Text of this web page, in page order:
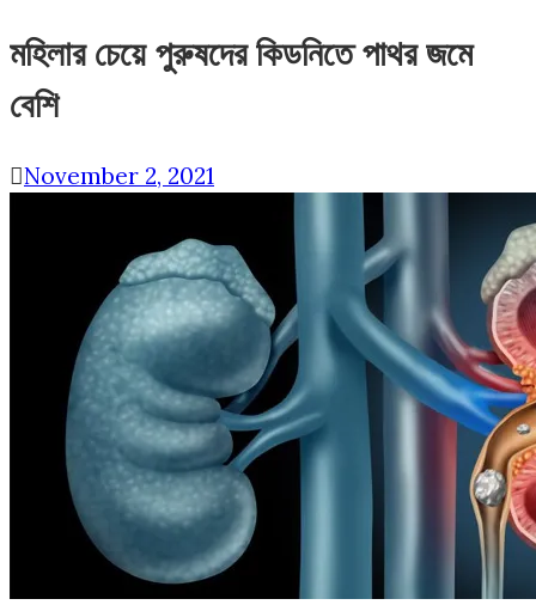
মহিলার চেয়ে পুরুষদের কিডনিতে পাথর জমে
বেশি
November 2, 2021